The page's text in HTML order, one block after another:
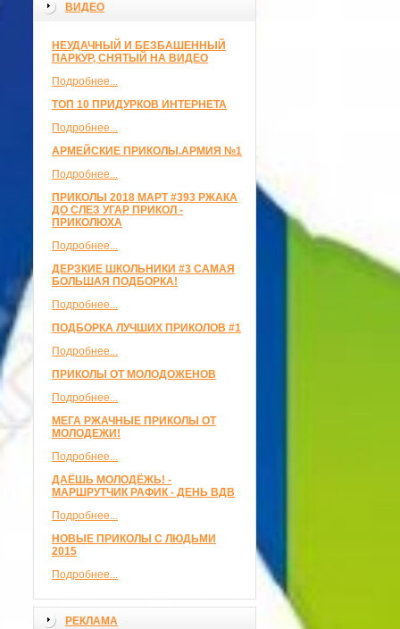
ВИДЕО
НЕУДАЧНЫЙ И БЕЗБАШЕННЫЙ
ПАРКУР, СНЯТЫЙ НА ВИДЕО
Подробнее...
ТОП 10 ПРИДУРКОВ ИНТЕРНЕТА
Подробнее...
АРМЕЙСКИЕ ПРИКОЛЫ.АРМИЯ №1
Подробнее...
ПРИКОЛЫ 2018 МАРТ #393 РЖАКА
ДО СЛЕЗ УГАР ПРИКОЛ -
ПРИКОЛЮХА
Подробнее...
ДЕРЗКИЕ ШКОЛЬНИКИ #3 САМАЯ
БОЛЬШАЯ ПОДБОРКА!
Подробнее...
ПОДБОРКА ЛУЧШИХ ПРИКОЛОВ #1
Подробнее...
ПРИКОЛЫ ОТ МОЛОДОЖЕНОВ
Подробнее...
МЕГА РЖАЧНЫЕ ПРИКОЛЫ ОТ
МОЛОДЕЖИ!
Подробнее...
ДАЁШЬ МОЛОДЁЖЬ! -
МАРШРУТЧИК РАФИК - ДЕНЬ ВДВ
Подробнее...
НОВЫЕ ПРИКОЛЫ С ЛЮДЬМИ
2015
Подробнее...
РЕКЛАМА